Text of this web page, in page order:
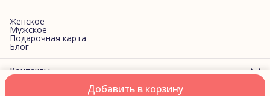
Добавить в корзину
Женское
Мужское
Подарочная карта
Блог
Контакты